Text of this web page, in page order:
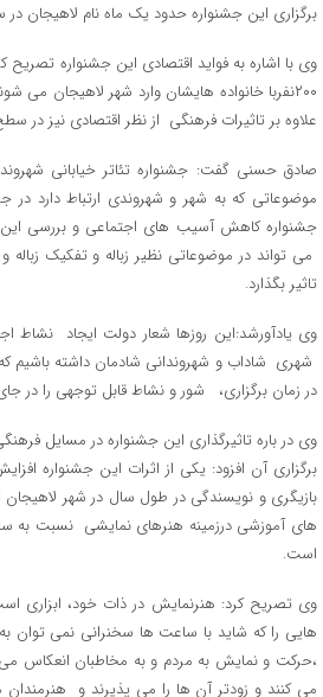
برگزاری این جشنواره حدود یک ماه نام لاهیجان
وی با اشاره به فواید اقتصادی این جشنواره تصریح
۲۰۰نفربا خانواده هایشان وارد شهر لاهیجان می
علاوه بر تاثیرات فرهنگی از نظر اقتصادی نیز در
صادق حسنی گفت: جشنواره تئاتر خیابانی
موضوعاتی که به شهر و شهروندی ارتباط دارد
جشنواره کاهش آسیب های اجتماعی و بررسی
می تواند در موضوعاتی نظیر زباله و تفکیک
تاثیر بگذارد.
وی یادآورشد:این روزها شعار دولت ایجاد نشاط
شهری شاداب و شهروندانی شادمان داشته باشیم که
در زمان برگزاری، شور و نشاط قابل توجهی را در
وی در باره تاثیرگذاری این جشنواره در مسایل
برگزاری آن افزود: یکی از اثرات این جشنواره
بازیگری و نویسندگی در طول سال در شهر
های آموزشی درزمینه هنرهای نمایشی نسبت به
است.
وی تصریح کرد: هنرنمایش در ذات خود، ابزاری
هایی را که شاید با ساعت ها سخنرانی نمی توان به
،حرکت و نمایش به مردم و به مخاطبان انعکاس
می کنند و زودتر آن ها را می پذیرند و